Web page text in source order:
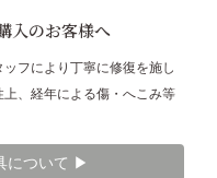
入のお客様へ
フにより丁寧に修復を施し
、経年による傷・へこみ等
について ▶︎